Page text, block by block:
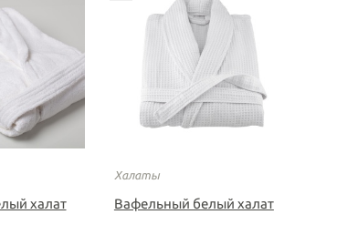
халат
Халаты
Вафельный белый халат